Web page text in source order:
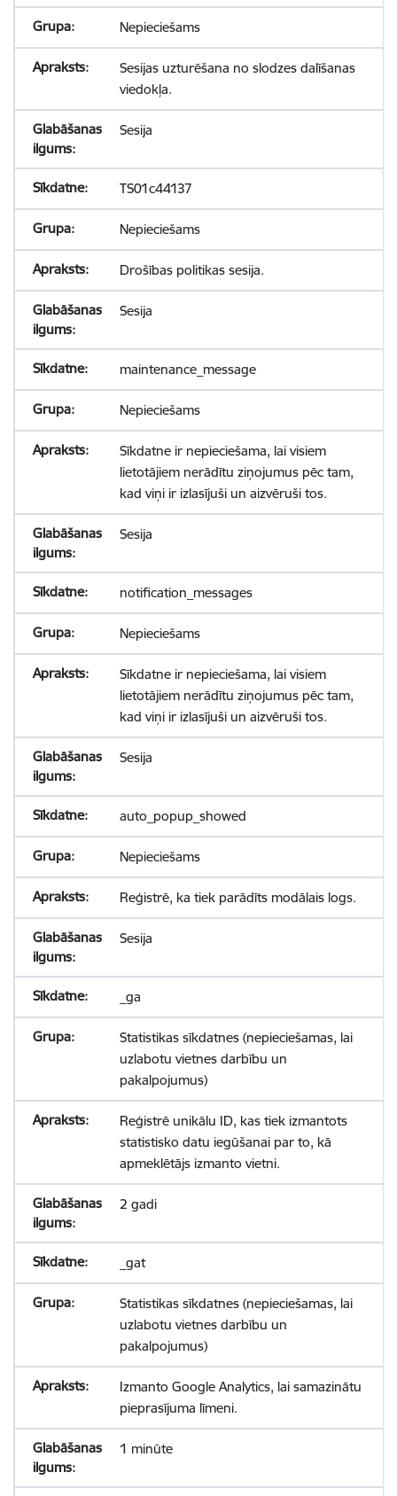
Nepieciešams
Sesijas uzturēšana no slodzes dalīšanas
viedokļa.
Sesija
TS01c44137
Nepieciešams
Drošības politikas sesija.
Sesija
maintenance_message
Nepieciešams
Sīkdatne ir nepieciešama, lai visiem
lietotājiem nerādītu ziņojumus pēc tam,
kad viņi ir izlasījuši un aizvēruši tos.
Sesija
notification_messages
Nepieciešams
Sīkdatne ir nepieciešama, lai visiem
lietotājiem nerādītu ziņojumus pēc tam,
kad viņi ir izlasījuši un aizvēruši tos.
Sesija
auto_popup_showed
Nepieciešams
Reģistrē, ka tiek parādīts modālais logs.
Sesija
_ga
Statistikas sīkdatnes (nepieciešamas, lai
uzlabotu vietnes darbību un
pakalpojumus)
Reģistrē unikālu ID, kas tiek izmantots
statistisko datu iegūšanai par to, kā
apmeklētājs izmanto vietni.
2 gadi
_gat
Statistikas sīkdatnes (nepieciešamas, lai
uzlabotu vietnes darbību un
pakalpojumus)
Izmanto Google Analytics, lai samazinātu
pieprasījuma līmeni.
1 minūte